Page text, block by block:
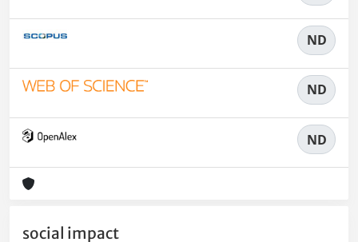
ND
ND
ND
social impact